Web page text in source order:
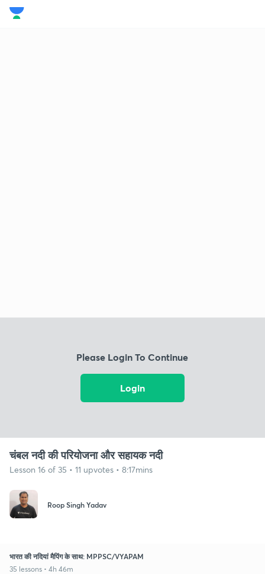
Please Login To Continue
Login
चंबल नदी की परियोजना और सहायक नदी
Lesson 16 of 35 • 11 upvotes • 8:17mins
Roop Singh Yadav
भारत की नदियां मैपिंग के साथ: MPPSC/VYAPAM
35 lessons • 4h 46m